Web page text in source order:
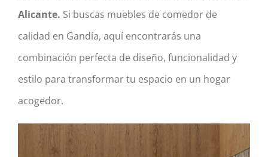
Alicante. Si buscas muebles de comedor de
calidad en Gandía, aquí encontrarás una
combinación perfecta de diseño, funcionalidad y
estilo para transformar tu espacio en un hogar
acogedor.